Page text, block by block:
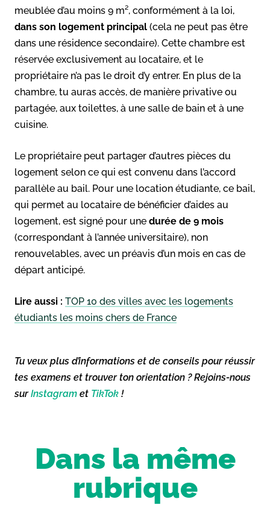
meublée d’au moins 9 m², conformément à la loi,
dans son logement principal (cela ne peut pas être
dans une résidence secondaire). Cette chambre est
réservée exclusivement au locataire, et le
propriétaire n’a pas le droit d’y entrer. En plus de la
chambre, tu auras accès, de manière privative ou
partagée, aux toilettes, à une salle de bain et à une
cuisine.
Le propriétaire peut partager d’autres pièces du
logement selon ce qui est convenu dans l’accord
parallèle au bail. Pour une location étudiante, ce bail,
qui permet au locataire de bénéficier d’aides au
logement, est signé pour une durée de 9 mois
(correspondant à l’année universitaire), non
renouvelables, avec un préavis d’un mois en cas de
départ anticipé.
Lire aussi : TOP 10 des villes avec les logements
étudiants les moins chers de France
Tu veux plus d’informations et de conseils pour réussir
tes examens et trouver ton orientation ? Rejoins-nous
surInstagram et TikTok !
Dans la même
rubrique